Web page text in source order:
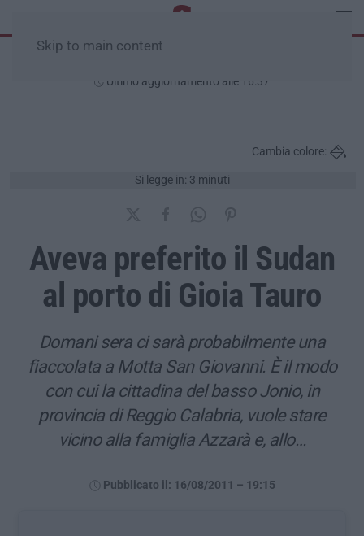
Skip to main content
Ultimo aggiornamento alle 16:37
Si legge in: 3 minuti
Cambia colore:
Aveva preferito il Sudan
al porto di Gioia Tauro
Domani sera ci sarà probabilmente una
fiaccolata a Motta San Giovanni. È il modo
con cui la cittadina del basso Jonio, in
provincia di Reggio Calabria, vuole stare
vicino alla famiglia Azzarà e, allo…
Pubblicato il: 16/08/2011 – 19:15